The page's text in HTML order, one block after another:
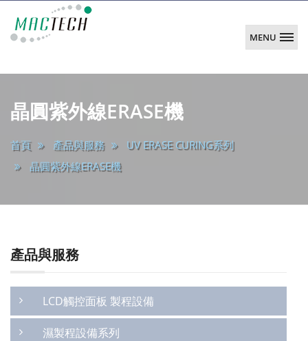
陽
技
MENU
main
晶圓紫外線ERASE機
首頁 產品與服務
UV ERASE CURING系列
晶圓紫外線ERASE機
產品與服務
LCD觸控面板 製程設備
濕製程設備系列